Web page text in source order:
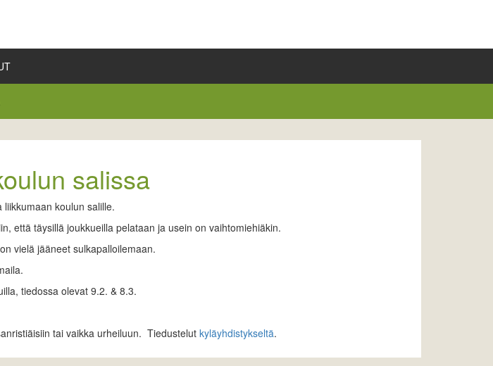
salissa
koulun salille.
että täysillä joukkueilla pelataan ja usein on vaihtomiehiäkin.
vielä jääneet sulkapalloilemaan.
tiedossa olevat 9.2. & 8.3.
tai vaikka urheiluun. Tiedustelut kyläyhdistykseltä.